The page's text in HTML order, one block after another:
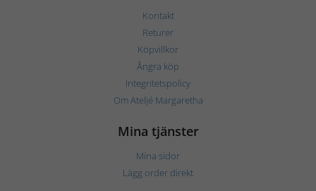
Kontakt
Returer
Köpvillkor
Ångra köp
Integritetspolicy
Om Ateljé Margaretha
Mina tjänster
Mina sidor
Lägg order direkt